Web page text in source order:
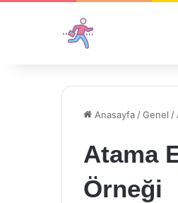
Anasayfa /Genel /
Atama
Örneği